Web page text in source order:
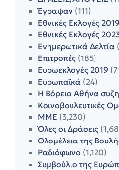
Έγραψαν (111)
Εθνικές Εκλογές 2019
Εθνικές Εκλογές
Ενημερωτικά Δελτία
Επιτροπές (185)
Ευρωεκλογές 2019
Ευρωπαϊκά (24)
Η Βόρεια Αθήνα
Κοινοβουλευτικές
ΜΜΕ (3,230)
Όλες οι Δράσεις
Ολομέλεια της
Ραδιόφωνο (1,120)
Συμβούλιο της